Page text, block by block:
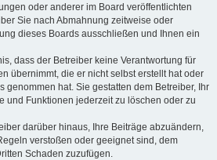
oder anderer im Board veröffentlichten
Sie nach Abmahnung zeitweise oder
dieses Boards ausschließen und Ihnen ein
dass der Betreiber keine Verantwortung für
übernimmt, die er nicht selbst erstellt hat oder
genommen hat. Sie gestatten dem Betreiber, Ihr
und Funktionen jederzeit zu löschen oder zu
darüber hinaus, Ihre Beiträge abzuändern,
verstoßen oder geeignet sind, dem
Schaden zuzufügen.